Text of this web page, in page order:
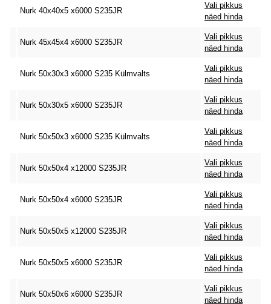
Nurk 40x40x5 x6000 S235JR
Vali pikkus
näed hinda
Nurk 45x45x4 x6000 S235JR
Vali pikkus
näed hinda
Nurk 50x30x3 x6000 S235 Külmvalts
Vali pikkus
näed hinda
Nurk 50x30x5 x6000 S235JR
Vali pikkus
näed hinda
Nurk 50x50x3 x6000 S235 Külmvalts
Vali pikkus
näed hinda
Nurk 50x50x4 x12000 S235JR
Vali pikkus
näed hinda
Nurk 50x50x4 x6000 S235JR
Vali pikkus
näed hinda
Nurk 50x50x5 x12000 S235JR
Vali pikkus
näed hinda
Nurk 50x50x5 x6000 S235JR
Vali pikkus
näed hinda
Nurk 50x50x6 x6000 S235JR
Vali pikkus
näed hinda